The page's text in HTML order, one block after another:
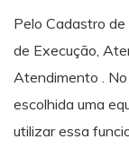
Pelo Cadastro
de Execução,
Atendimento .
escolhida uma
utilizar essa